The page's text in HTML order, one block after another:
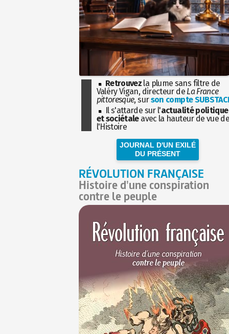
Retrouvez la plume sans filtre de
Valéry Vigan, directeur de La France
pittoresque, surson compte
Il s'attarde sur l'actualité politique
et sociétaleavec la hauteur de vue
l'Histoire
JOURNAL D'UN EXILÉ
DU PRÉSENT
RÉVOLUTION FRANÇAISE
Histoire d'une conspiration
contre le peuple